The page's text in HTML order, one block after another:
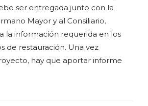
ser entregada junto con la
Mayor y al Consiliario,
la información requerida en los
de restauración. Una vez
hay que aportar informe